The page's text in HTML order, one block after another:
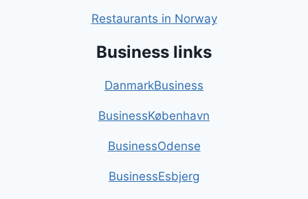
Restaurants in Norway
Business links
DanmarkBusiness
BusinessKøbenhavn
BusinessOdense
BusinessEsbjerg